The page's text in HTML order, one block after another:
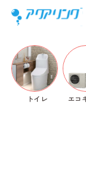
トイレ エコ
ホーム > トイレ